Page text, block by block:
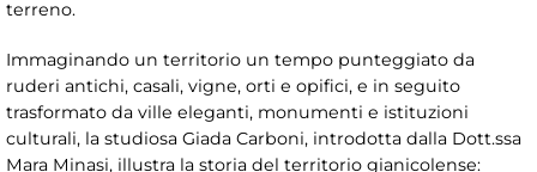
terreno.
Immaginando un territorio un tempo punteggiato da
ruderi antichi, casali, vigne, orti e opifici, e in seguito
trasformato da ville eleganti, monumenti e istituzioni
culturali, la studiosa Giada Carboni, introdotta dalla Dott.ssa
Mara Minasi, illustra la storia del territorio gianicolense: